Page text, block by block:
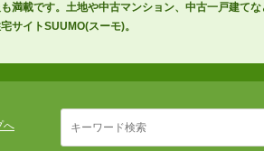
満載です。土地や中古マンション、中古一戸建て
サイトSUUMO(スーモ)。
へ